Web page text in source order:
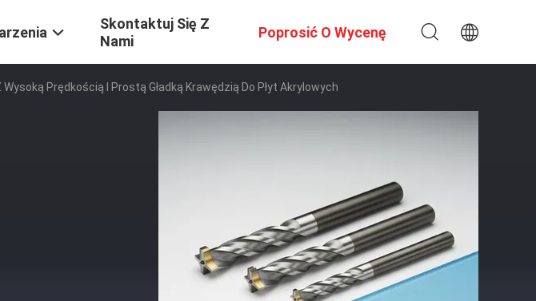
Skontaktuj Się Z
Nami
Poprosić O Wycenę
Prędkością I Prostą Gładką Krawędzią Do Płyt Akrylowych